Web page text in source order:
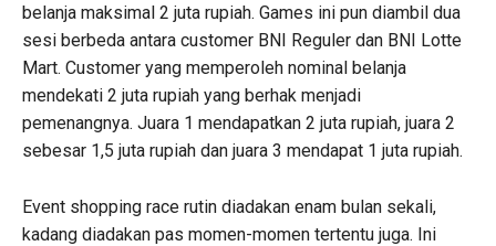
belanja maksimal 2 juta rupiah. Games ini pun diambil dua
sesi berbeda antara customer BNI Reguler dan BNI Lotte
Mart. Customer yang memperoleh nominal belanja
mendekati 2 juta rupiah yang berhak menjadi
pemenangnya. Juara 1 mendapatkan 2 juta rupiah, juara 2
sebesar 1,5 juta rupiah dan juara 3 mendapat 1 juta rupiah.
Event shopping race rutin diadakan enam bulan sekali,
kadang diadakan pas momen-momen tertentu juga. Ini